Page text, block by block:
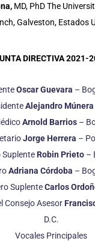
MD, PhD The
Galveston, Estados
DIRECTIVA 2021-
Oscar Guevara –
Alejandro Múnera
Arnold Barrios –
Jorge Herrera –
Suplente Robin Prieto –
Adriana Córdoba –
SuplenteCarlos
Consejo Asesor
D.C.
Vocales Principales